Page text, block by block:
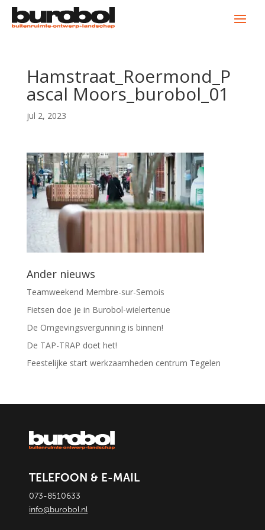
Hamstraat_Roermond_P
ascal Moors_burobol_01
jul 2, 2023
Ander nieuws
Teamweekend Membre-sur-Semois
Fietsen doe je in Burobol-wielertenue
De Omgevingsvergunning is binnen!
De TAP-TRAP doet het!
Feestelijke start werkzaamheden centrum Tegelen
TELEFOON & E-MAIL
073-8510633
info@burobol.nl